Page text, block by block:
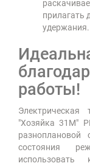
прилагать
удержания.
работы!
"Хозяйка 31M"
разноплановой
состояния
использовать